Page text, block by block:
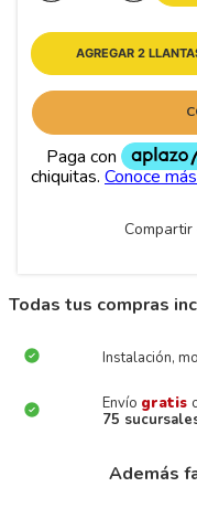
AGREGAR 2
Compartir
Todas tus compras
Instalación,
Envío gratis
75
Además